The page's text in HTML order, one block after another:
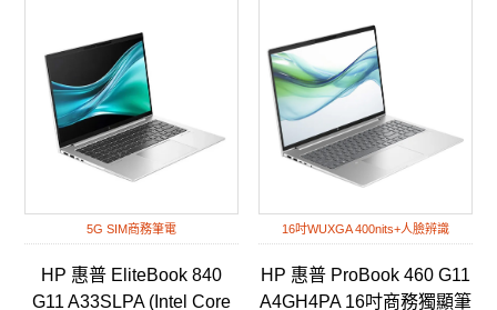
5G SIM商務筆電
HP 惠普 EliteBook 840
G11 A33SLPA (Intel Core
16吋WUXGA 400nits+人臉辨識
HP 惠普 ProBook 460 G11
A4GH4PA 16吋商務獨顯筆